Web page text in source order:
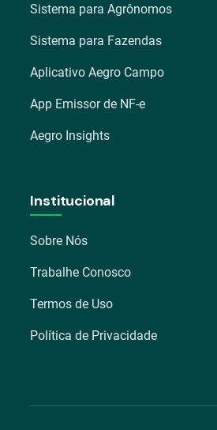
Sistema para Agrônomos
Sistema para Fazendas
Aplicativo Aegro Campo
App Emissor de NF-e
Aegro Insights
Institucional
Sobre Nós
Trabalhe Conosco
Termos de Uso
Política de Privacidade